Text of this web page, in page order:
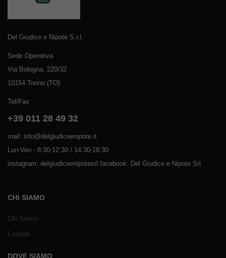
Del Giudice e Nipote S.r.l.
Sede Operativa
Via Bologna, 220/32
10154 Torino (TO)
Tel/Fax
+39 011 28 49 32
mail: info@delgiudiceenipote.it
Lun-Ven - 8:30-12:30 / 14:30-18:30
instagram: delgiudiceenipotesrl facebook: Del Giudice e Nipote Srl
CHI SIAMO
Chi Siamo
Contatti
DOVE SIAMO